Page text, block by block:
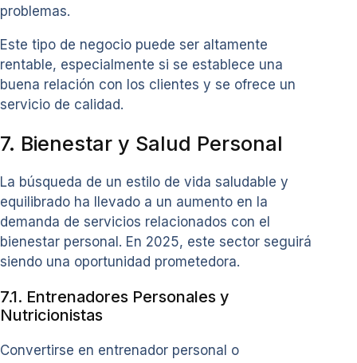
problemas.
Este tipo de negocio puede ser altamente
rentable, especialmente si se establece una
buena relación con los clientes y se ofrece un
servicio de calidad.
7. Bienestar y Salud Personal
La búsqueda de un estilo de vida saludable y
equilibrado ha llevado a un aumento en la
demanda de servicios relacionados con el
bienestar personal. En 2025, este sector seguirá
siendo una oportunidad prometedora.
7.1. Entrenadores Personales y
Nutricionistas
Convertirse en entrenador personal o